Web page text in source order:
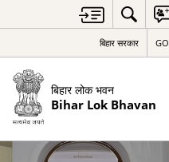
बिहार सरकार
बिहार लोक भवन
Bihar Lok Bhavan